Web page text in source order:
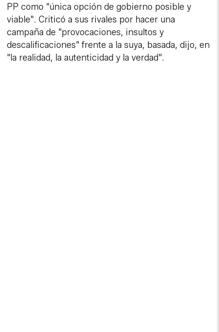
PP como "única opción de gobierno posible y
viable". Criticó a sus rivales por hacer una
campaña de "provocaciones, insultos y
descalificaciones" frente a la suya, basada, dijo, en
"la realidad, la autenticidad y la verdad".